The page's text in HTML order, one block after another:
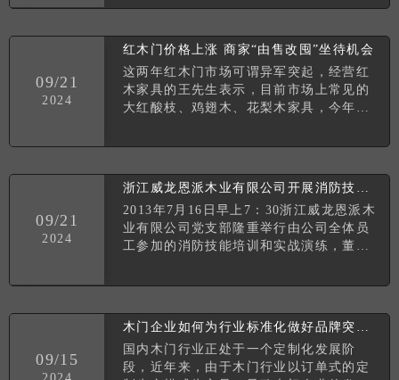
09/21
2024
红木门价格上涨 商家“由售改囤”坐待机会
这两年红木门市场可谓异军突起，经营红
木家具的王先生表示，目前市场上常见的
大红酸枝、鸡翅木、花梨木家具，今年价
09/21
2024
浙江威龙恩派木业有限公司开展消防技能培训和实战演练
2013年7月16日早上7：30浙江威龙恩派木
业有限公司党支部隆重举行由公司全体员
工参加的消防技能培训和实战演练，董事
09/15
国内木门行业正处于一个定制化发展阶
段，近年来，由于木门行业以订单式的定